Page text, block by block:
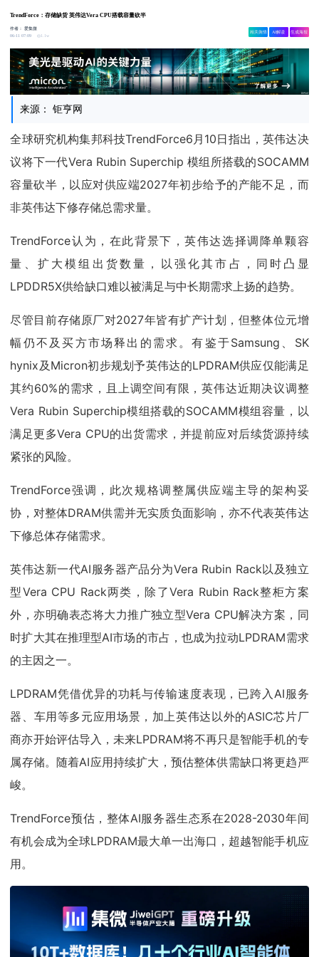
TrendForce：存储缺货 英伟达Vera CPU搭载容量砍半
作者：爱集微
06-11 07:09
1.1w
相关舆情 AI解读 生成海报
来源： 钜亨网
全球研究机构集邦科技TrendForce6月10日指出，英伟达决
议将下一代Vera Rubin Superchip 模组所搭载的SOCAMM
容量砍半，以应对供应端2027年初步给予的产能不足，而
非英伟达下修存储总需求量。
TrendForce认为，在此背景下，英伟达选择调降单颗容
量、扩大模组出货数量，以强化其市占，同时凸显
LPDDR5X供给缺口难以被满足与中长期需求上扬的趋势。
尽管目前存储原厂对2027年皆有扩产计划，但整体位元增
幅仍不及买方市场释出的需求。有鉴于Samsung、SK
hynix及Micron初步规划予英伟达的LPDRAM供应仅能满足
其约60%的需求，且上调空间有限，英伟达近期决议调整
Vera Rubin Superchip模组搭载的SOCAMM模组容量，以
满足更多Vera CPU的出货需求，并提前应对后续货源持续
紧张的风险。
TrendForce强调，此次规格调整属供应端主导的架构妥
协，对整体DRAM供需并无实质负面影响，亦不代表英伟达
下修总体存储需求。
英伟达新一代AI服务器产品分为Vera Rubin Rack以及独立
型Vera CPU Rack两类，除了Vera Rubin Rack整柜方案
外，亦明确表态将大力推广独立型Vera CPU解决方案，同
时扩大其在推理型AI市场的市占，也成为拉动LPDRAM需求
的主因之一。
LPDRAM凭借优异的功耗与传输速度表现，已跨入AI服务
器、车用等多元应用场景，加上英伟达以外的ASIC芯片厂
商亦开始评估导入，未来LPDRAM将不再只是智能手机的专
属存储。随着AI应用持续扩大，预估整体供需缺口将更趋严
峻。
TrendForce预估，整体AI服务器生态系在2028-2030年间
有机会成为全球LPDRAM最大单一出海口，超越智能手机应
用。